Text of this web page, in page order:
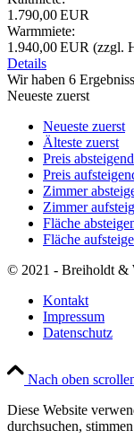
1.790,00 EUR
Warmmiete:
1.940,00 EUR (zzgl.
Details
Wir haben 6
Neueste zuerst
Neueste zuerst
Älteste zuerst
Preis absteigend
Preis
Zimmer
Zimmer
Fläche
Fläche
© 2021 - Breiholdt &
Kontakt
Impressum
Datenschutz
Nach oben
Diese Website
durchsuchen,